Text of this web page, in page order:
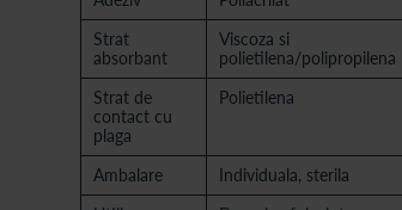
Strat
absorbant
Viscoza si
polietilena/polipropilena
Strat de
contact cu
plaga
Polietilena
Ambalare
Individuala, sterila